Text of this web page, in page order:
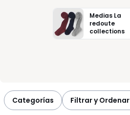
Medias La
redoute
collections
Categorías Filtrar y Ordenar